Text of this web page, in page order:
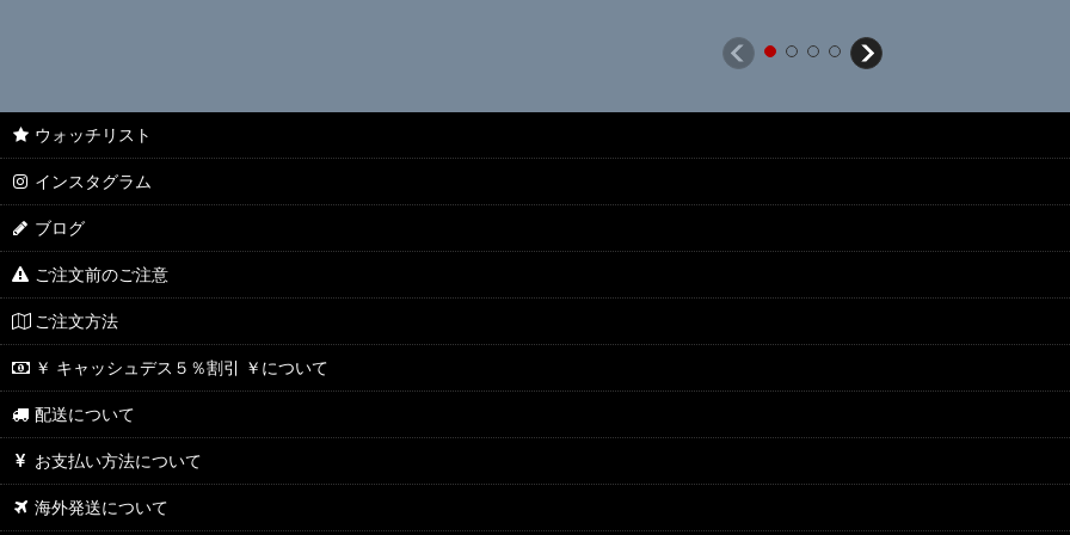
ウォッチリスト
インスタグラム
ブログ
ご注文前のご注意
ご注文方法
￥ キャッシュデス５％割引 ￥について
配送について
お支払い方法について
海外発送について